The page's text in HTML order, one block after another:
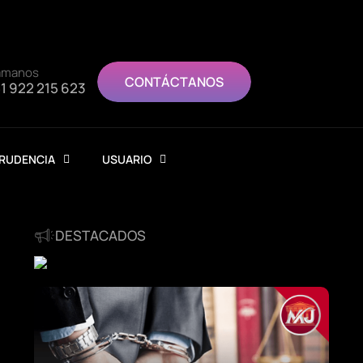
922 215 623 CONTÁCTANOS
USUARIO
DESTACADOS